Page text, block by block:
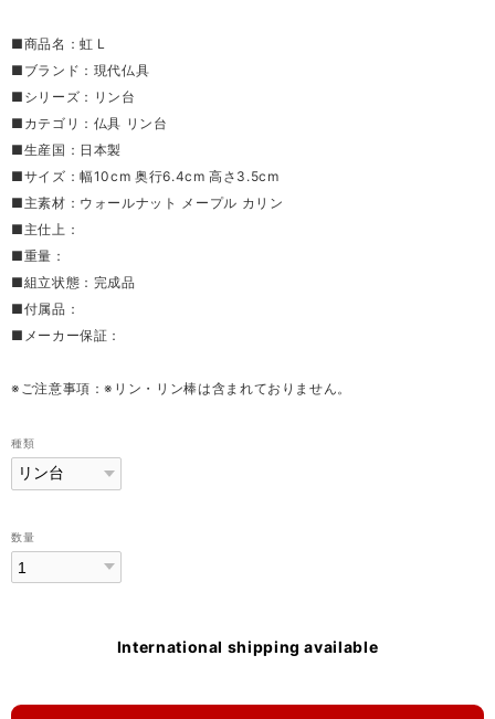
■商品名：虹 L
■ブランド：現代仏具
■シリーズ：リン台
■カテゴリ：仏具 リン台
■生産国：日本製
■サイズ：幅10cm 奥行6.4cm 高さ3.5cm
■主素材：ウォールナット メープル カリン
■主仕上：
■重量：
■組立状態：完成品
■付属品：
■メーカー保証：
※ご注意事項：※リン・リン棒は含まれておりません。
種類
数量
International shipping available